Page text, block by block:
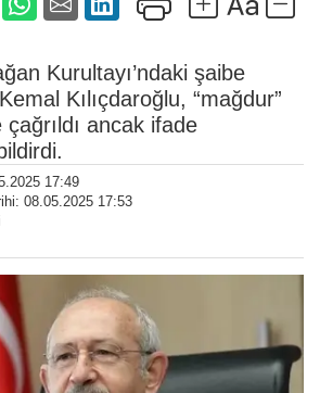
Kurultayı’ndaki şaibe
Kılıçdaroğlu, “mağdur”
çağrıldı ancak ifade
17:49
08.05.2025 17:53